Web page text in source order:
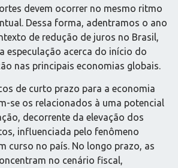
devem ocorrer no mesmo ritmo
Dessa forma, adentramos o ano
de redução de juros no Brasil,
especulação acerca do início do
nas principais economias globais.
de curto prazo para a economia
se os relacionados à uma potencial
decorrente da elevação dos
influenciada pelo fenômeno
curso no país. No longo prazo, as
no cenário fiscal,